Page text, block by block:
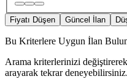
Fiyatı Düşen Güncel İlan
Bu Kriterlere Uygun İlan
Arama kriterlerinizi
arayarak tekrar deneyebilirsiniz.